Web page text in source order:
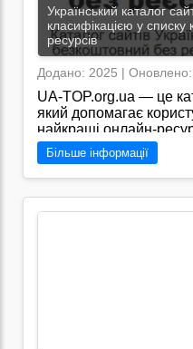
Український каталог
класифікацією у
ресурсів
Додано: 2025 |
UA-TOP.org.ua — це
який допомагає
найкращі онлайн-
Платформа обєднує
сайти сприяючи їх
видимості в
top.org.ua - це каталог
значними
Більше інформації